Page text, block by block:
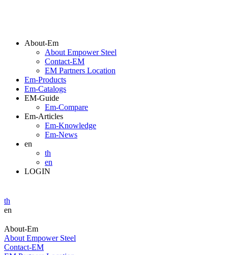
About-Em
About Empower Steel
Contact-EM
EM Partners Location
Em-Products
Em-Catalogs
EM-Guide
Em-Compare
Em-Articles
Em-Knowledge
Em-News
en
th
en
LOGIN
th
en
About-Em
About Empower Steel
Contact-EM